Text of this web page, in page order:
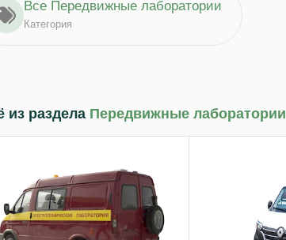
Все Передвижные лаборатории
Категория
из раздела Передвижные лаборатории